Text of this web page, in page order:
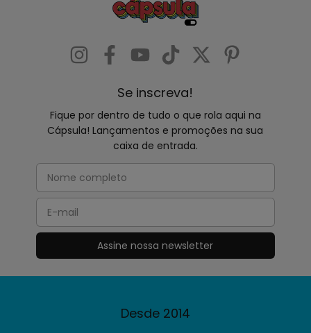
Se inscreva!
Fique por dentro de tudo o que rola aqui na
Cápsula! Lançamentos e promoções na sua
caixa de entrada.
Desde 2014